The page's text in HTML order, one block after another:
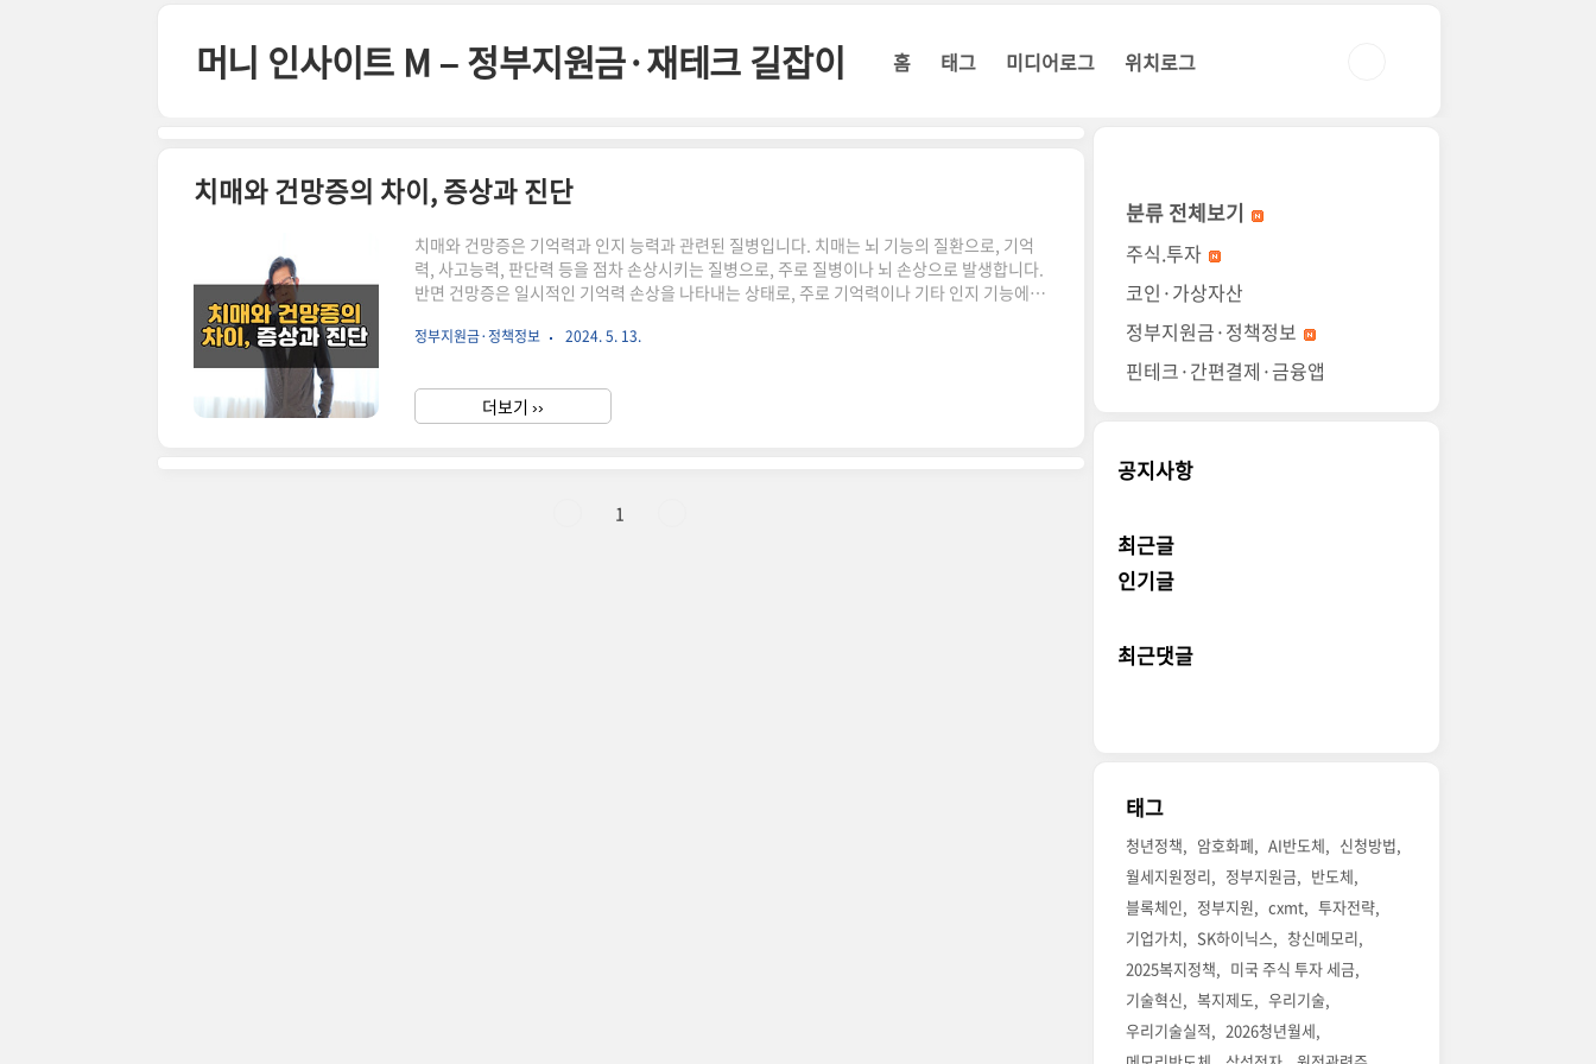
머니 인사이트 M – 정부지원금·재테크 길잡이 홈 태그 미디어로그 위치로그
치매와 건망증의 차이, 증상과 진단
치매와 건망증은 기억력과 인지 능력과 관련된 질병입니다. 치매는 뇌 기능의 질환으로, 기억
력, 사고능력, 판단력 등을 점차 손상시키는 질병으로, 주로 질병이나 뇌 손상으로 발생합니다.
반면 건망증은 일시적인 기억력 손상을 나타내는 상태로, 주로 기억력이나 기타 인지 기능에서
진단과 치료가 필요합니다. 치매와 건망증의 차이 치매와 건망증은 모두 기억력과 관련된 질환
질환으로, 기억력, 사고능력, 판단력, 학습능력 등을 점차 손상시키는 질병입니다.치매는 보통
질병이나 뇌 손상으로 인해 발생합니다. 가장 흔한 치매 형태..
정부지원금·정책정보 2024. 5. 13.
더보기 ››
1
분류 전체보기
주식.투자
코인·가상자산
정부지원금·정책정보
핀테크·간편결제·금융앱
공지사항
최근글
인기글
최근댓글
태그
청년정책 암호화폐 AI반도체
신청방법
월세지원정리
정부지원금
반도체
블록체인
정부지원 cxmt
투자전략
기업가치
SK하이닉스
창신메모리
2025복지정책
미국 주식 투자 세금
기술혁신
복지제도
우리기술
우리기술실적
2026청년월세